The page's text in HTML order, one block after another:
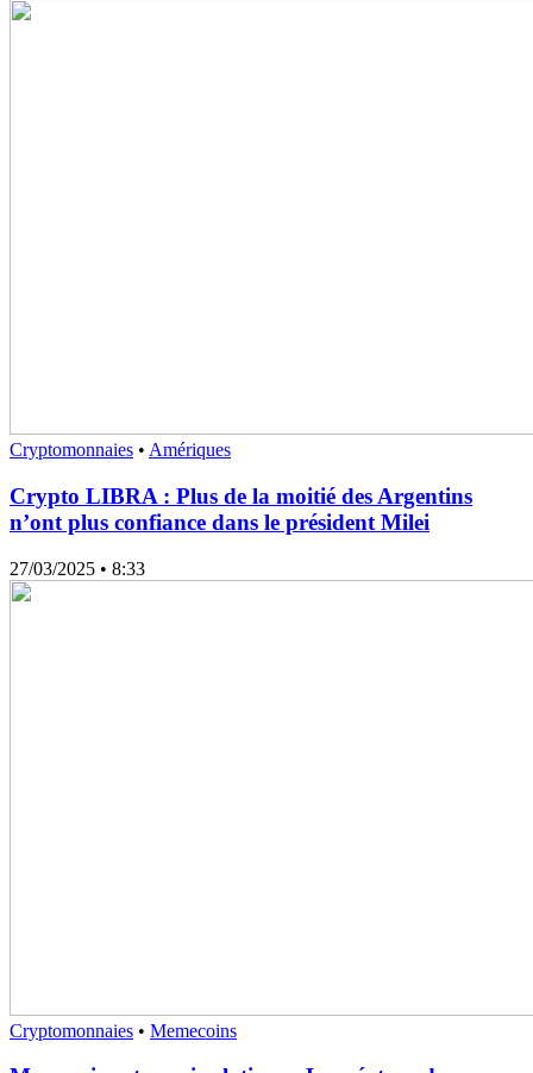
Cryptomonnaies • Amériques
Crypto LIBRA : Plus de la moitié des Argentins
n’ont plus confiance dans le président Milei
27/03/2025 • 8:33
Cryptomonnaies • Memecoins